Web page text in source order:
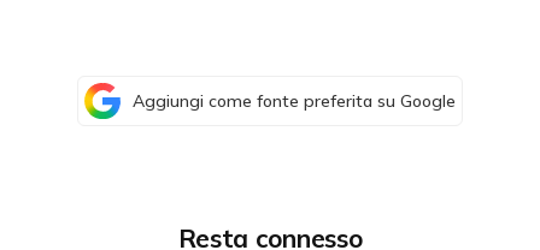
Aggiungi come fonte preferita su Google
Resta connesso